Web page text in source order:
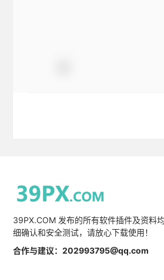
39PX.COM 发布的所有软件插件及资料
细确认和安全测试，请放心下载使用！
合作与建议：202993795@qq.com